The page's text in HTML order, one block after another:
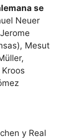
se
Neuer
Mesut
y Real